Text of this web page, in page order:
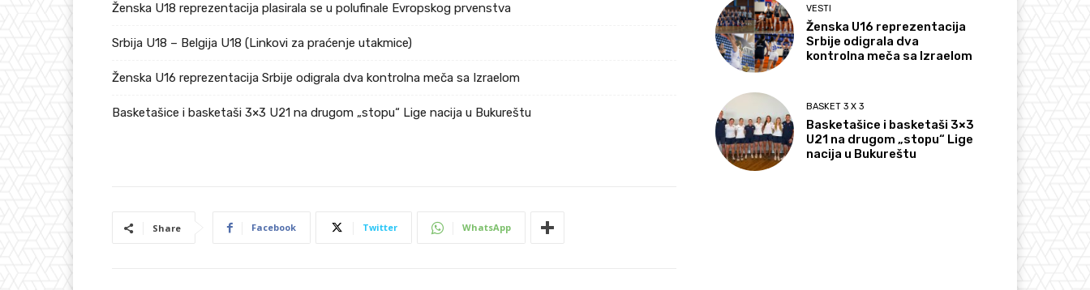
Ženska U18 reprezentacija plasirala se u polufinale Evropskog prvenstva
Srbija U18 – Belgija U18 (Linkovi za praćenje utakmice)
Ženska U16 reprezentacija Srbije odigrala dva kontrolna meča sa Izraelom
Basketašice i basketaši 3×3 U21 na drugom „stopu“ Lige nacija u Bukureštu
Share Facebook Twitter WhatsApp
VESTI
Ženska U16 reprezentacija
Srbije odigrala dva
kontrolna meča sa Izraelom
BASKET 3 X 3
Basketašice i basketaši 3×3
U21 na drugom „stopu“ Lige
nacija u Bukureštu